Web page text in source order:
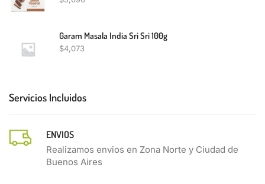
Garam Masala India Sri Sri 100g
$4,073
Servicios Incluidos
ENVIOS
Realizamos envios en Zona Norte y Ciudad de
Buenos Aires